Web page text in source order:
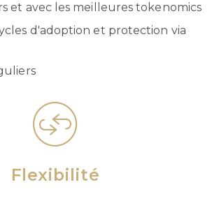
et avec les meilleures tokenomics
d'adoption et protection via
Flexibilité